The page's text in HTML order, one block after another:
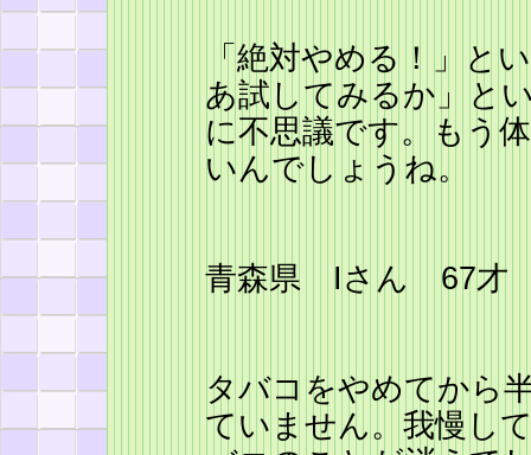
「絶対やめる！」と
あ試してみるか」と
に不思議です。もう
いんでしょうね。
青森県 Iさん 67才
タバコをやめてから
ていません。我慢し